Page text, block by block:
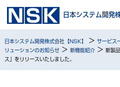
日本システム開発
日本システム開発株式会社【NSK】 > サービス
リューションのお知らせ> 新機能紹介> 新製
ス」をリリースいたしました。